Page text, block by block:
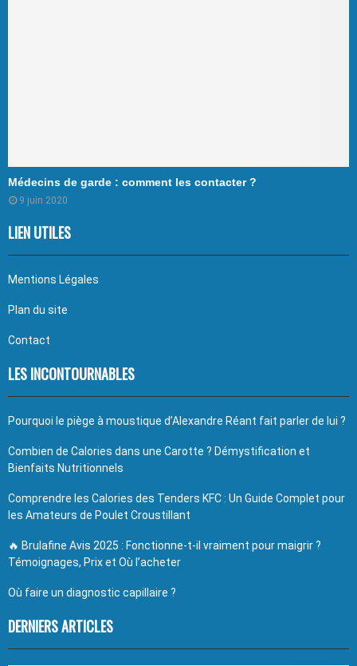
Médecins de garde : comment les contacter ?
9 juin 2020
LIEN UTILES
Mentions Légales
Plan du site
Contact
LES INCONTOURNABLES
Pourquoi le piège à moustique d’Alexandre Réant fait parler de lui ?
Combien de Calories dans une Carotte ? Démystification et
Bienfaits Nutritionnels
Comprendre les Calories des Tenders KFC : Un Guide Complet pour
les Amateurs de Poulet Croustillant
🔥 Brulafine Avis 2025 : Fonctionne-t-il vraiment pour maigrir ?
Témoignages, Prix et Où l’acheter
Où faire un diagnostic capillaire ?
DERNIERS ARTICLES